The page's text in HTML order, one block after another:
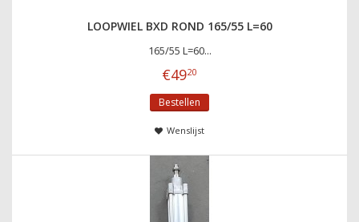
LOOPWIEL BXD ROND 165/55 L=60
165/55 L=60...
€4920
Bestellen
Wenslijst